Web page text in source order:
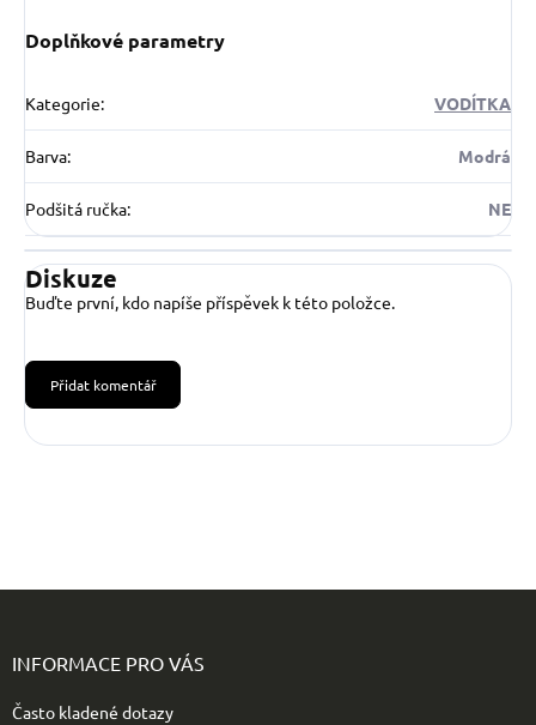
Doplňkové parametry
Kategorie: VODÍTKA
Barva: Modrá
Podšitá ručka: NE
Diskuze
Buďte první, kdo napíše příspěvek k této položce.
Přidat komentář
INFORMACE PRO VÁS
Často kladené dotazy